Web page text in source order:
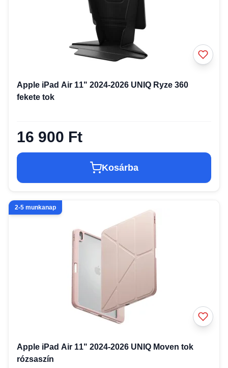
Apple iPad Air 11" 2024-2026 UNIQ Ryze 360 ​​
fekete tok
16 900 Ft
Kosárba
2-5 munkanap
Apple iPad Air 11" 2024-2026 UNIQ Moven tok
rózsaszín